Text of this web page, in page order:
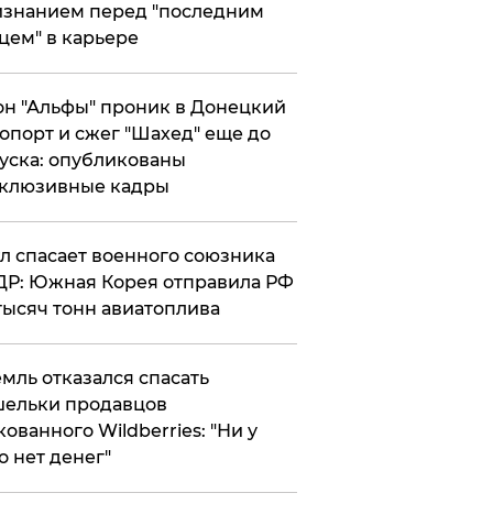
перед "последним
в карьере
"Альфы" проник в Донецкий
и сжег "Шахед" еще до
опубликованы
кадры
спасает военного союзника
Южная Корея отправила РФ
тонн авиатоплива
отказался спасать
продавцов
Wildberries: "Ни у
нет денег"